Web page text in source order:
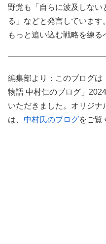
野党も「自らに波及しな
る」などと発言していま
もっと追い込む戦略を練る
編集部より：このブログは
物語 中村仁のブログ」
いただきました。オリジ
は、 中村氏のブログをご覧